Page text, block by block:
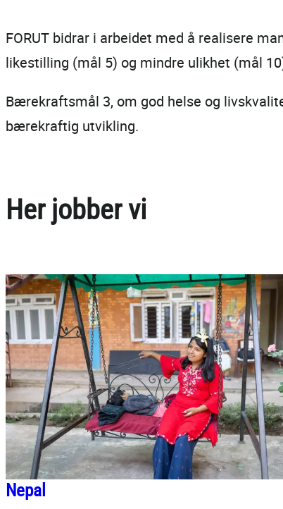
FORUT bidrar i arbeidet med å realisere
likestilling (mål 5) og mindre ulikhet (mål
Bærekraftsmål 3, om god helse og
bærekraftig utvikling.
Her jobber vi
Nepal